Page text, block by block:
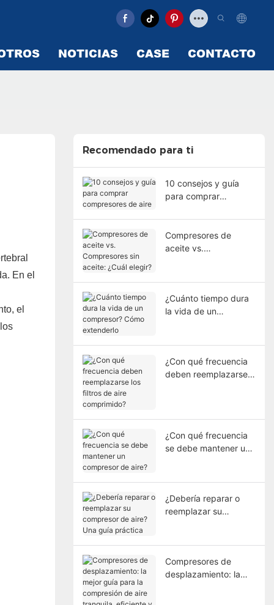
NOTICIAS CASE CONTACTO
En el
el
Recomendado para ti
10 consejos y guía
para comprar
Compresores de
aceite vs.
¿Cuánto tiempo dura
la vida de un
¿Con qué frecuencia
deben reemplazarse
¿Con qué frecuencia
se debe mantener un
¿Debería reparar o
reemplazar su
Compresores de
desplazamiento: la